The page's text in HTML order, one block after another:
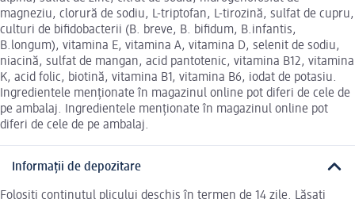
magneziu, clorură de sodiu, L-triptofan, L-tirozină, sulfat de cupru,
culturi de bifidobacterii (B. breve, B. bifidum, B.infantis,
B.longum), vitamina E, vitamina A, vitamina D, selenit de sodiu,
niacină, sulfat de mangan, acid pantotenic, vitamina B12, vitamina
K, acid folic, biotină, vitamina B1, vitamina B6, iodat de potasiu.
Ingredientele menționate în magazinul online pot diferi de cele de
pe ambalaj. Ingredientele menționate în magazinul online pot
diferi de cele de pe ambalaj.
Informații de depozitare
Folosiți conținutul plicului deschis în termen de 14 zile. Lăsați